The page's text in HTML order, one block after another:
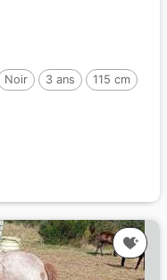
Noir 3 ans
115 cm